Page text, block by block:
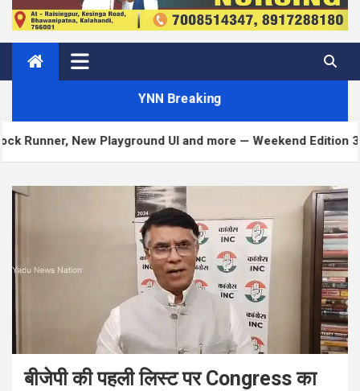
YNN Breaking
Playground UI and more — Weekend Edition 372
बीजेपी की पहली लिस्ट पर Congress का